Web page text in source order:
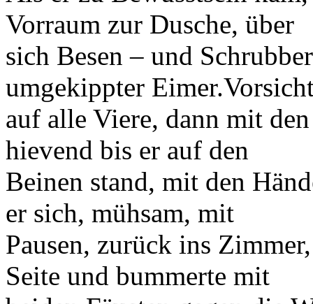
Vorraum zur Dusche, über
sich Besen – und
umgekippter
auf alle Viere, dann mit
hievend bis er auf den
Beinen stand, mit den
er sich, mühsam, mit
Pausen, zurück ins
Seite und bummerte mit